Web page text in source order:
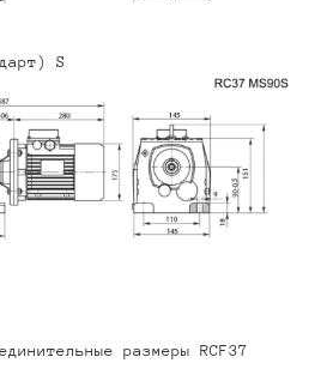
S
размеры RCF37